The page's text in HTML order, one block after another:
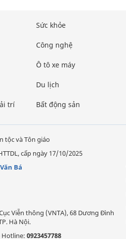
trí
Sức khỏe
Công nghệ
Ô tô xe máy
Du lịch
Bất động sản
tộc và Tôn giáo
cấp ngày 17/10/2025
Bá
Viễn thông (VNTA), 68 Dương Đình
Hà Nội.
Hotline: 0923457788